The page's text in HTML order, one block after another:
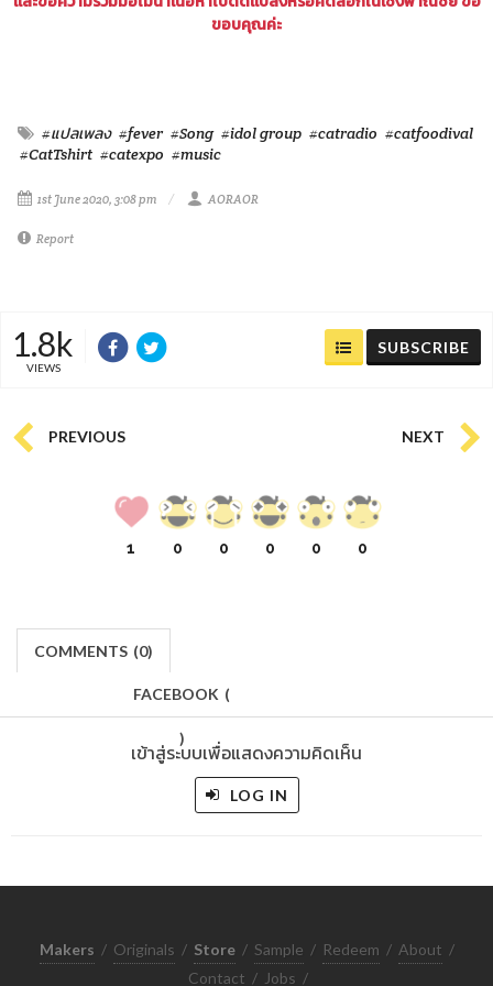
ขอบคุณค่ะ
#แปลเพลง #fever #Song #idol group #catradio #catfoodival
#CatTshirt #catexpo #music
1st June 2020, 3:08 pm AORAOR
Report
1.8k
VIEWS
SUBSCRIBE
PREVIOUS NEXT
1 0 0 0 0 0
COMMENTS (0)
FACEBOOK (
)
เข้าสู่ระบบเพื่อแสดงความคิดเห็น
LOG IN
Makers / Originals / Store / Sample / Redeem / About /
Contact / Jobs /